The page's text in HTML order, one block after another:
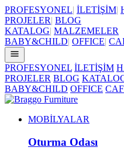
PROFESYONEL| İLETİŞİM|
PROJELER| BLOG
KATALOG| MALZEMELER
BABY&CHILD| OFFICE|
PROFESYONEL İLETİŞİM
PROJELER BLOG
BABY&CHILD OFFICE
MOBİLYALAR
Oturma Odası